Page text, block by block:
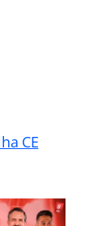
CE